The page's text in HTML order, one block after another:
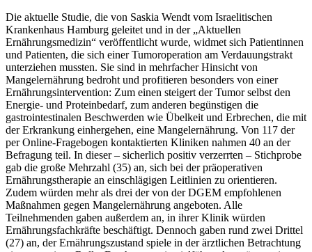
Die aktuelle Studie, die von Saskia Wendt vom Israelitischen
Krankenhaus Hamburg geleitet und in der „Aktuellen
Ernährungsmedizin“ veröffentlicht wurde, widmet sich Patientinnen
und Patienten, die sich einer Tumoroperation am Verdauungstrakt
unterziehen mussten. Sie sind in mehrfacher Hinsicht von
Mangelernährung bedroht und profitieren besonders von einer
Ernährungsintervention: Zum einen steigert der Tumor selbst den
Energie- und Proteinbedarf, zum anderen begünstigen die
gastrointestinalen Beschwerden wie Übelkeit und Erbrechen, die mit
der Erkrankung einhergehen, eine Mangelernährung. Von 117 der
per Online-Fragebogen kontaktierten Kliniken nahmen 40 an der
Befragung teil. In dieser – sicherlich positiv verzerrten – Stichprobe
gab die große Mehrzahl (35) an, sich bei der präoperativen
Ernährungstherapie an einschlägigen Leitlinien zu orientieren.
Zudem würden mehr als drei der von der DGEM empfohlenen
Maßnahmen gegen Mangelernährung angeboten. Alle
Teilnehmenden gaben außerdem an, in ihrer Klinik würden
Ernährungsfachkräfte beschäftigt. Dennoch gaben rund zwei Drittel
(27) an, der Ernährungszustand spiele in der ärztlichen Betrachtung